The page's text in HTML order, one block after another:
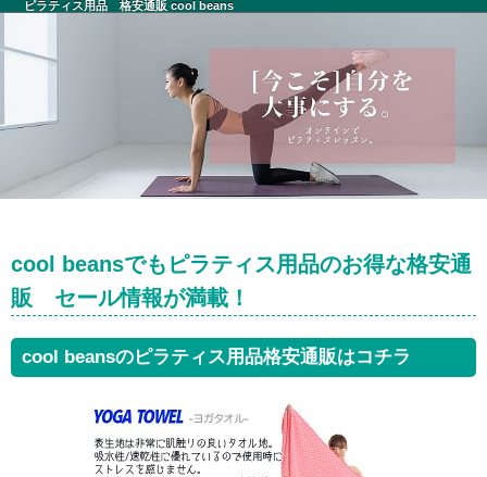
ピラティス用品 格安通販 cool beans
cool beansでもピラティス用品のお得な格安通
販 セール情報が満載！
cool beansのピラティス用品格安通販はコチラ